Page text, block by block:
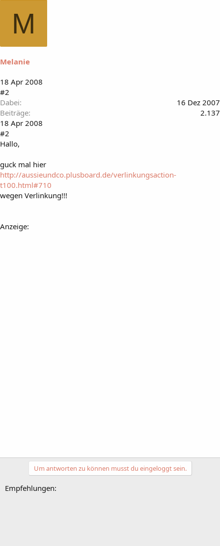
M
Melanie
18 Apr 2008
#2
Dabei
16 Dez 2007
Beiträge
2.137
18 Apr 2008
#2
Hallo,
guck mal hier
http://aussieundco.plusboard.de/verlinkungsaction-
t100.html#710
wegen Verlinkung!!!
Anzeige:
Um antworten zu können musst du eingeloggt sein.
Empfehlungen: